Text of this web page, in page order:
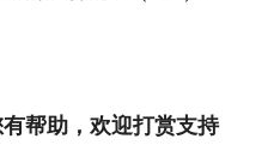
帮助，欢迎打赏支持